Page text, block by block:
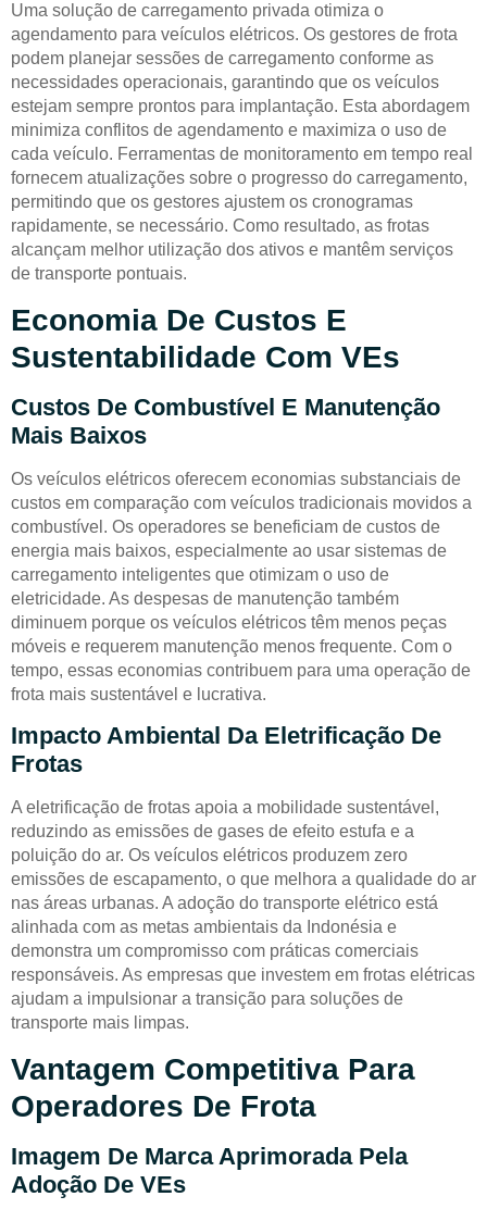
Uma solução de carregamento privada otimiza o
agendamento para veículos elétricos. Os gestores de frota
podem planejar sessões de carregamento conforme as
necessidades operacionais, garantindo que os veículos
estejam sempre prontos para implantação. Esta abordagem
minimiza conflitos de agendamento e maximiza o uso de
cada veículo. Ferramentas de monitoramento em tempo real
fornecem atualizações sobre o progresso do carregamento,
permitindo que os gestores ajustem os cronogramas
rapidamente, se necessário. Como resultado, as frotas
alcançam melhor utilização dos ativos e mantêm serviços
de transporte pontuais.
Economia De Custos E
Sustentabilidade Com VEs
Custos De Combustível E Manutenção
Mais Baixos
Os veículos elétricos oferecem economias substanciais de
custos em comparação com veículos tradicionais movidos a
combustível. Os operadores se beneficiam de custos de
energia mais baixos, especialmente ao usar sistemas de
carregamento inteligentes que otimizam o uso de
eletricidade. As despesas de manutenção também
diminuem porque os veículos elétricos têm menos peças
móveis e requerem manutenção menos frequente. Com o
tempo, essas economias contribuem para uma operação de
frota mais sustentável e lucrativa.
Impacto Ambiental Da Eletrificação De
Frotas
A eletrificação de frotas apoia a mobilidade sustentável,
reduzindo as emissões de gases de efeito estufa e a
poluição do ar. Os veículos elétricos produzem zero
emissões de escapamento, o que melhora a qualidade do ar
nas áreas urbanas. A adoção do transporte elétrico está
alinhada com as metas ambientais da Indonésia e
demonstra um compromisso com práticas comerciais
responsáveis. As empresas que investem em frotas elétricas
ajudam a impulsionar a transição para soluções de
transporte mais limpas.
Vantagem Competitiva Para
Operadores De Frota
Imagem De Marca Aprimorada Pela
Adoção De VEs